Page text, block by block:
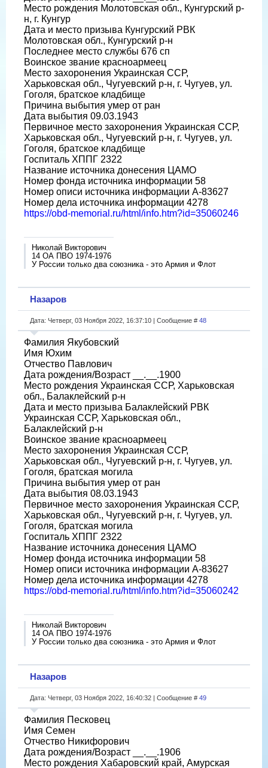
Место рождения Молотовская обл., Кунгурский р-
н, г. Кунгур
Дата и место призыва Кунгурский РВК
Молотовская обл., Кунгурский р-н
Последнее место службы 676 сп
Воинское звание красноармеец
Место захоронения Украинская ССР,
Харьковская обл., Чугуевский р-н, г. Чугуев, ул.
Гоголя, братское кладбище
Причина выбытия умер от ран
Дата выбытия 09.03.1943
Первичное место захоронения Украинская ССР,
Харьковская обл., Чугуевский р-н, г. Чугуев, ул.
Гоголя, братское кладбище
Госпиталь ХППГ 2322
Название источника донесения ЦАМО
Номер фонда источника информации 58
Номер описи источника информации А-83627
Номер дела источника информации 4278
https://obd-memorial.ru/html/info.htm?id=35060246
Николай Викторович
14 ОА ПВО 1974-1976
У России только два союзника - это Армия и Флот
Назаров
Дата: Четверг, 03 Ноября 2022, 16:37:10 | Сообщение # 48
Фамилия Якубовский
Имя Юхим
Отчество Павлович
Дата рождения/Возраст __.__.1900
Место рождения Украинская ССР, Харьковская
обл., Балаклейский р-н
Дата и место призыва Балаклейский РВК
Украинская ССР, Харьковская обл.,
Балаклейский р-н
Воинское звание красноармеец
Место захоронения Украинская ССР,
Харьковская обл., Чугуевский р-н, г. Чугуев, ул.
Гоголя, братская могила
Причина выбытия умер от ран
Дата выбытия 08.03.1943
Первичное место захоронения Украинская ССР,
Харьковская обл., Чугуевский р-н, г. Чугуев, ул.
Гоголя, братская могила
Госпиталь ХППГ 2322
Название источника донесения ЦАМО
Номер фонда источника информации 58
Номер описи источника информации А-83627
Номер дела источника информации 4278
https://obd-memorial.ru/html/info.htm?id=35060242
Николай Викторович
14 ОА ПВО 1974-1976
У России только два союзника - это Армия и Флот
Назаров
Дата: Четверг, 03 Ноября 2022, 16:40:32 | Сообщение # 49
Фамилия Песковец
Имя Семен
Отчество Никифорович
Дата рождения/Возраст __.__.1906
Место рождения Хабаровский край, Амурская